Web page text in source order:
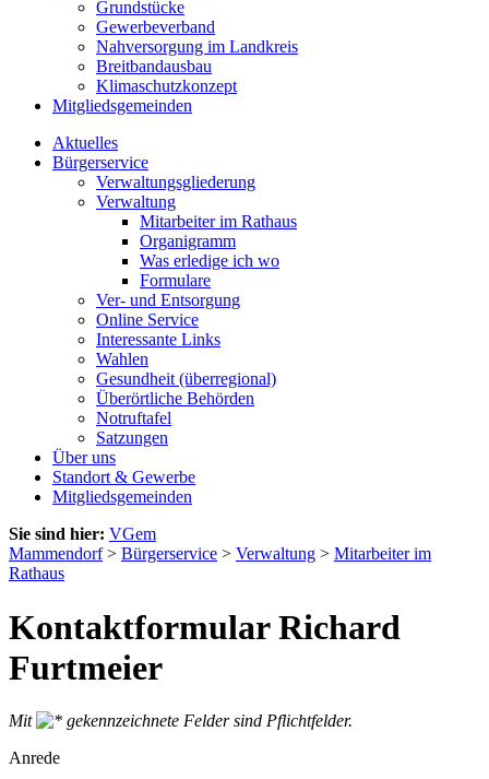
Grundstücke
Gewerbeverband
Nahversorgung im Landkreis
Breitbandausbau
Klimaschutzkonzept
Mitgliedsgemeinden
Aktuelles
Bürgerservice
Verwaltungsgliederung
Verwaltung
Mitarbeiter im Rathaus
Organigramm
Was erledige ich wo
Formulare
Ver- und Entsorgung
Online Service
Interessante Links
Wahlen
Gesundheit (überregional)
Überörtliche Behörden
Notruftafel
Satzungen
Über uns
Standort & Gewerbe
Mitgliedsgemeinden
Sie sind hier: VGem
Mammendorf> Bürgerservice > Verwaltung > Mitarbeiter im
Rathaus
Kontaktformular Richard
Furtmeier
Mit
gekennzeichnete Felder sind Pflichtfelder.
Anrede